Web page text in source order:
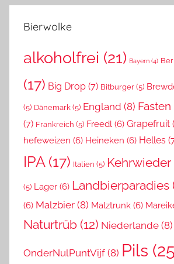
Bierwolke
alkoholfrei (21) Bayern (4)
(17) Big Drop (7) Bitburger (5)
(5) Dänemark (5) England (8) Fasten
(7) Frankreich (5) Freedl (6) Grapefruit
hefeweizen (6) Heineken (6) Helles
IPA(17) Italien (5) Kehrwieder
(5) Lager (6) Landbierparadies
(6) Malzbier (8) Malztrunk (6)
Naturtrüb (12) Niederlande (8)
OnderNulPuntVijf (8) Pils